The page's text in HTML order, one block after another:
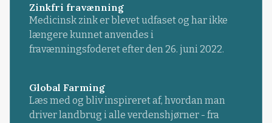
Zinkfri fravænning
Medicinsk zink er blevet udfaset og har ikke
længere kunnet anvendes i
fravænningsfoderet efter den 26. juni 2022.
Global Farming
Læs med og bliv inspireret af, hvordan man
driver landbrug i alle verdenshjørner - fra